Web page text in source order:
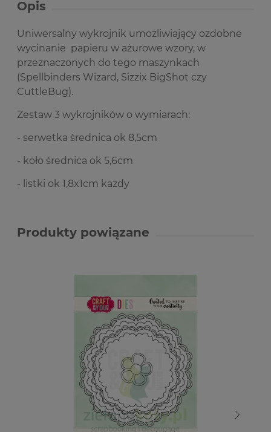
Opis
Uniwersalny wykrojnik umożliwiający ozdobne
wycinanie papieru w ażurowe wzory, w
przeznaczonych do tego maszynkach
(Spellbinders Wizard, Sizzix BigShot czy
CuttleBug).
Zestaw 3 wykrojników o wymiarach:
- serwetka średnica ok 8,5cm
- koło średnica ok 5,6cm
- listki ok 1,8x1cm każdy
Produkty powiązane